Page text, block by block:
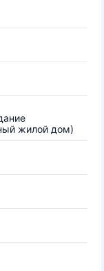
жилой дом)